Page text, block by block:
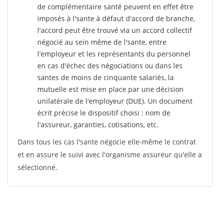
de complémentaire santé peuvent en effet être
imposés à l'sante à défaut d'accord de branche,
l'accord peut être trouvé via un accord collectif
négocié au sein même de l'sante, entre
l'employeur et les représentants du personnel
en cas d'échec des négociations ou dans les
santes de moins de cinquante salariés, la
mutuelle est mise en place par une décision
unilatérale de l'employeur (DUE). Un document
écrit précise le dispositif choisi : nom de
l'assureur, garanties, cotisations, etc.
Dans tous les cas l'sante négocie elle-même le contrat
et en assure le suivi avec l'organisme assureur qu'elle a
sélectionné.